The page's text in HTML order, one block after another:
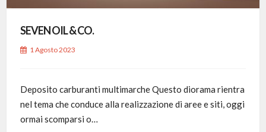
SEVEN OIL & CO.
1 Agosto 2023
Deposito carburanti multimarche Questo diorama rientra
nel tema che conduce alla realizzazione di aree e siti, oggi
ormai scomparsi o…